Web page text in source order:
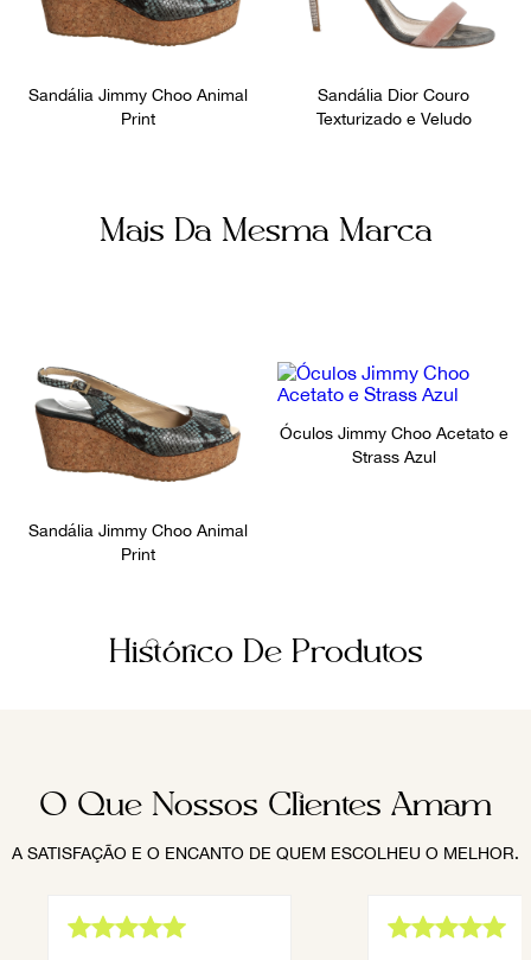
Sandália Jimmy Choo Animal
Print
Sandália Dior Couro
Texturizado e Veludo
Mais Da Mesma Marca
Sandália Jimmy Choo Animal
Print
Óculos Jimmy Choo Acetato e
Strass Azul
Histórico De Produtos
O Que Nossos Clientes Amam
A SATISFAÇÃO E O ENCANTO DE QUEM ESCOLHEU O MELHOR.